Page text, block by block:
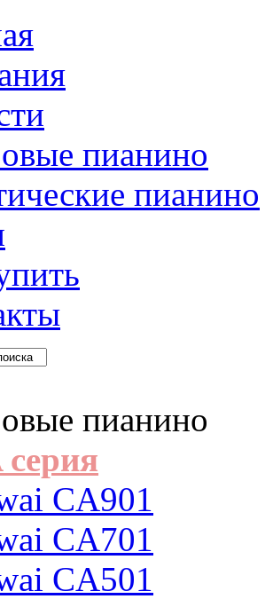
пианино
пианино
пианино
серия
CA901
CA701
CA501